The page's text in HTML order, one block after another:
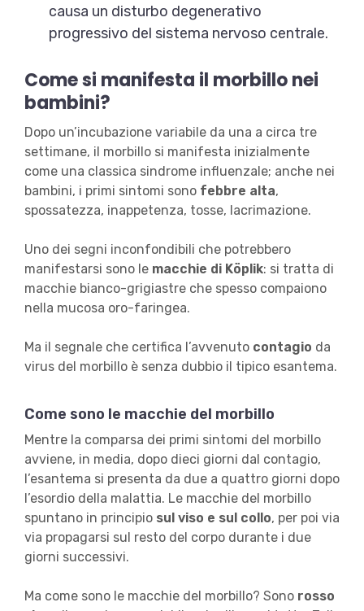
causa un disturbo degenerativo
progressivo del sistema nervoso centrale.
Come si manifesta il morbillo nei
bambini?
Dopo un’incubazione variabile da una a circa tre
settimane, il morbillo si manifesta inizialmente
come una classica sindrome influenzale; anche nei
bambini, i primi sintomi sono febbre alta,
spossatezza, inappetenza, tosse, lacrimazione.
Uno dei segni inconfondibili che potrebbero
manifestarsi sono le macchie di Köplik: si tratta di
macchie bianco-grigiastre che spesso compaiono
nella mucosa oro-faringea.
Ma il segnale che certifica l’avvenuto contagio da
virus del morbillo è senza dubbio il tipico esantema.
Come sono le macchie del morbillo
Mentre la comparsa dei primi sintomi del morbillo
avviene, in media, dopo dieci giorni dal contagio,
l’esantema si presenta da due a quattro giorni dopo
l’esordio della malattia. Le macchie del morbillo
spuntano in principio sul viso e sul collo, per poi via
via propagarsi sul resto del corpo durante i due
giorni successivi.
Ma come sono le macchie del morbillo? Sonorosso